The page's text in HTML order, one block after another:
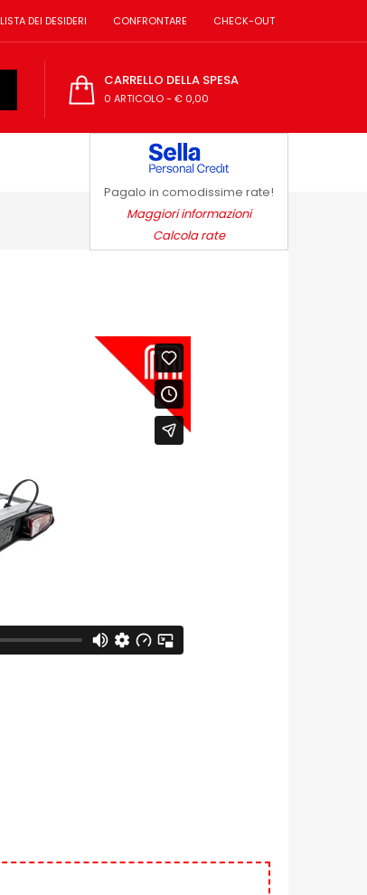
LISTA DEI DESIDERI CONFRONTARE CHECK-OUT
CARRELLO DELLA SPESA
0 ARTICOLO- € 0,00
Pagalo in comodissime rate!
Maggiori informazioni
Calcola rate